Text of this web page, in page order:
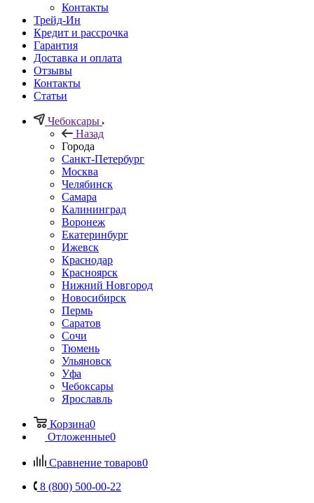
Контакты
Трейд-Ин
Кредит и рассрочка
Гарантия
Доставка и оплата
Отзывы
Контакты
Статьи
Чебоксары
Назад
Города
Санкт-Петербург
Москва
Челябинск
Самара
Калининград
Воронеж
Екатеринбург
Ижевск
Краснодар
Красноярск
Нижний Новгород
Новосибирск
Пермь
Саратов
Сочи
Тюмень
Ульяновск
Уфа
Чебоксары
Ярославль
Корзина0
Отложенные0
Сравнение товаров0
8 (800) 500-00-22